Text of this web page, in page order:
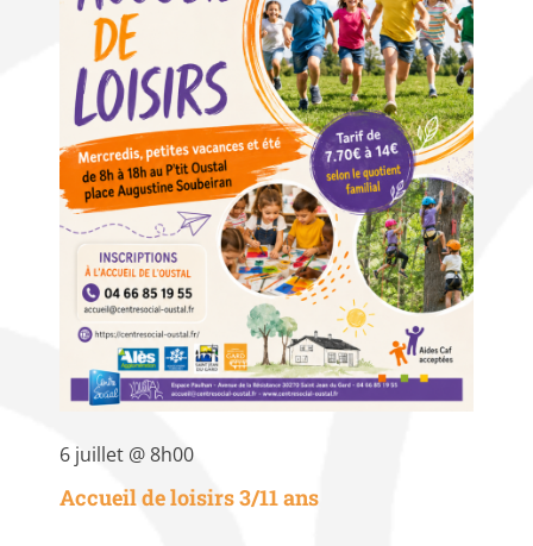
6 juillet @ 8h00
Accueil de loisirs 3/11 ans